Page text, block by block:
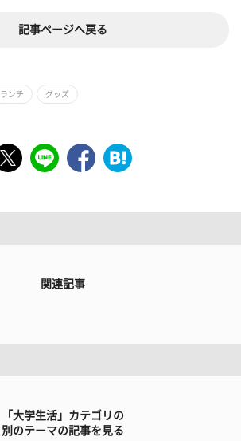
記事ページへ戻る
ランチ グッズ
関連記事
「大学生活」カテゴリの
別のテーマの記事を見る